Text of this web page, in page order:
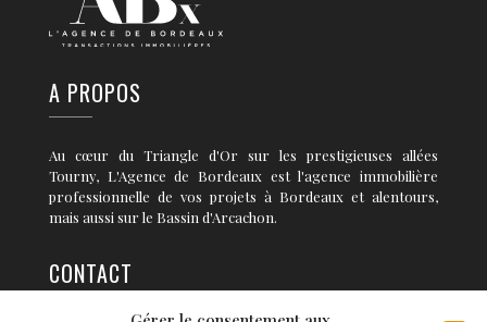
A PROPOS
Au cœur du Triangle d'Or sur les prestigieuses allées
Tourny, L'Agence de Bordeaux est l'agence immobilière
professionnelle de vos projets à Bordeaux et alentours,
mais aussi sur le Bassin d'Arcachon.
CONTACT